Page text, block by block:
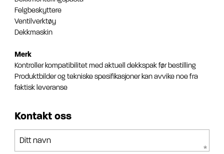
Felgbeskyttere
Ventilverktøy
Dekkmaskin
Merk
Kontroller kompatibilitet med aktuell dekkspak før bestilling
Produktbilder og tekniske spesifikasjoner kan avvike noe fra
faktisk leveranse
Kontakt oss
Ditt navn